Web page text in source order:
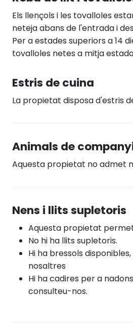
Els llençols i les tovalloles
neteja abans de l'entrada i
Per a estades superiors a 14
tovalloles netes a mitja
Estris de cuina
La propietat disposa d'estris
Animals de
Aquesta propietat no admet
Nens i llits supletoris
Aquesta propietat
No hi ha llits supletoris.
Hi ha bressols
nosaltres
Hi ha cadires per a
consulteu-nos.